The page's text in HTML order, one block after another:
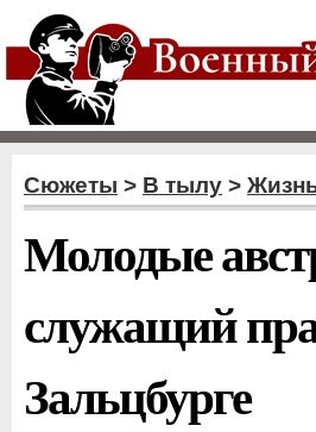
Сюжеты > В тылу >
Молодые
служащий
Зальцбурге